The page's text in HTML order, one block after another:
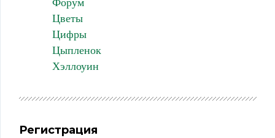
Форум
Цветы
Цифры
Цыпленок
Хэллоуин
Регистрация